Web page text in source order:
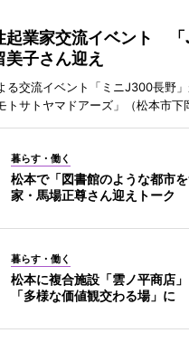
起業家交流イベント
子さん迎え
る交流イベント「ミニJ300長野
トサトヤマドアーズ」（松本市下
暮らす・働く
松本で「図書館のような都市
家・馬場正尊さん迎えトーク
暮らす・働く
松本に複合施設「雲ノ平商店
「多様な価値観交わる場」に